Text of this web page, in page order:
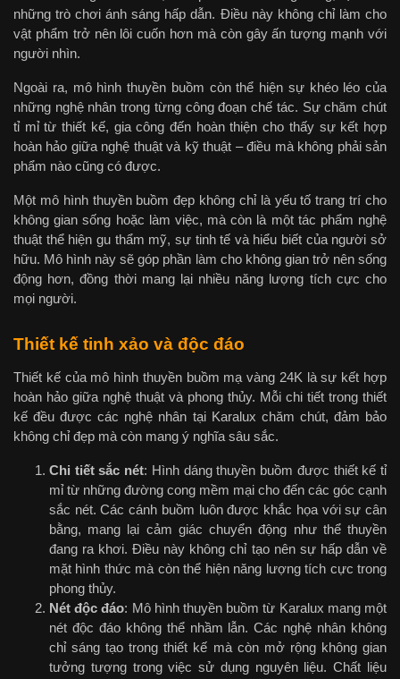
những trò chơi ánh sáng hấp dẫn. Điều này không chỉ làm cho
vật phẩm trở nên lôi cuốn hơn mà còn gây ấn tượng mạnh với
người nhìn.
Ngoài ra, mô hình thuyền buồm còn thể hiện sự khéo léo của
những nghệ nhân trong từng công đoạn chế tác. Sự chăm chút
tỉ mỉ từ thiết kế, gia công đến hoàn thiện cho thấy sự kết hợp
hoàn hảo giữa nghệ thuật và kỹ thuật – điều mà không phải sản
phẩm nào cũng có được.
Một mô hình thuyền buồm đẹp không chỉ là yếu tố trang trí cho
không gian sống hoặc làm việc, mà còn là một tác phẩm nghệ
thuật thể hiện gu thẩm mỹ, sự tinh tế và hiểu biết của người sở
hữu. Mô hình này sẽ góp phần làm cho không gian trở nên sống
động hơn, đồng thời mang lại nhiều năng lượng tích cực cho
mọi người.
Thiết kế tinh xảo và độc đáo
Thiết kế của mô hình thuyền buồm mạ vàng 24K là sự kết hợp
hoàn hảo giữa nghệ thuật và phong thủy. Mỗi chi tiết trong thiết
kế đều được các nghệ nhân tại Karalux chăm chút, đảm bảo
không chỉ đẹp mà còn mang ý nghĩa sâu sắc.
Chi tiết sắc nét: Hình dáng thuyền buồm được thiết kế tỉ
mỉ từ những đường cong mềm mại cho đến các góc cạnh
sắc nét. Các cánh buồm luôn được khắc họa với sự cân
bằng, mang lại cảm giác chuyển động như thể thuyền
đang ra khơi. Điều này không chỉ tạo nên sự hấp dẫn về
mặt hình thức mà còn thể hiện năng lượng tích cực trong
phong thủy.
Nét độc đáo: Mô hình thuyền buồm từ Karalux mang một
nét độc đáo không thể nhầm lẫn. Các nghệ nhân không
chỉ sáng tạo trong thiết kế mà còn mở rộng không gian
tưởng tượng trong việc sử dụng nguyên liệu. Chất liệu